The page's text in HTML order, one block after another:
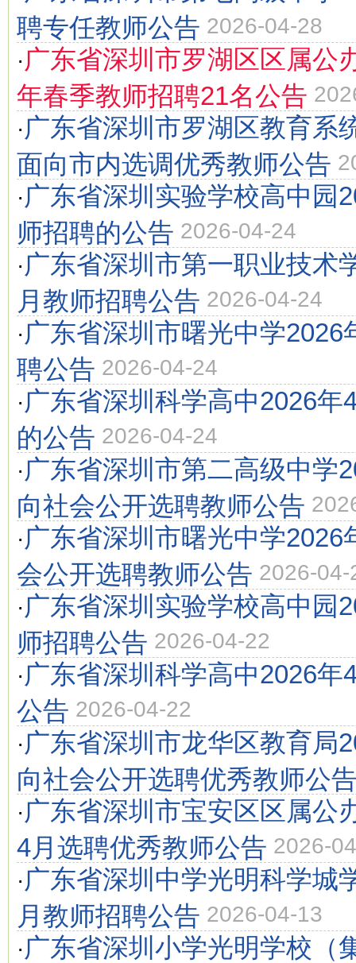
聘专任教师公告 2026-04-28
· 广东省深圳市罗湖区区属公
年春季教师招聘21名公告
· 广东省深圳市罗湖区教育系
面向市内选调优秀教师公告
· 广东省深圳实验学校高中园
师招聘的公告 2026-04-24
· 广东省深圳市第一职业技术
月教师招聘公告 2026-04-24
· 广东省深圳市曙光中学2026
聘公告 2026-04-24
· 广东省深圳科学高中2026年
的公告 2026-04-24
· 广东省深圳市第二高级中学
向社会公开选聘教师公告
· 广东省深圳市曙光中学2026
会公开选聘教师公告 2026-04-
· 广东省深圳实验学校高中园
师招聘公告 2026-04-22
· 广东省深圳科学高中2026年
公告 2026-04-22
· 广东省深圳市龙华区教育局
向社会公开选聘优秀教师公
· 广东省深圳市宝安区区属公
4月选聘优秀教师公告 2026-
· 广东省深圳中学光明科学城
月教师招聘公告 2026-04-13
· 广东省深圳小学光明学校（